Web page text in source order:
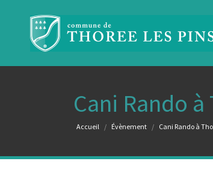
Cani Rando
Vous êtes ici :
Accueil Évènement Cani Rando à